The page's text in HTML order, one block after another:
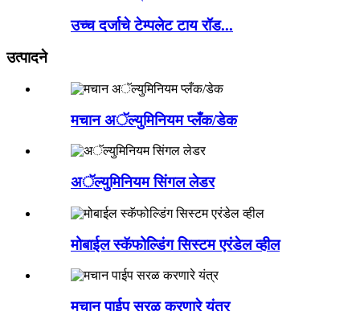
उच्च दर्जाचे टेम्पलेट टाय रॉड...
उत्पादने
मचान अॅल्युमिनियम प्लँक/डेक
अॅल्युमिनियम सिंगल लेडर
मोबाईल स्कॅफोल्डिंग सिस्टम एरंडेल व्हील
मचान पाईप सरळ करणारे यंत्र